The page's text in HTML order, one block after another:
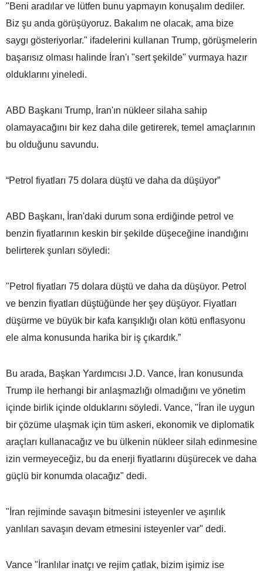
"Beni aradılar ve lütfen bunu yapmayın konuşalım dediler.
Biz şu anda görüşüyoruz. Bakalım ne olacak, ama bize
saygı gösteriyorlar." ifadelerini kullanan Trump, görüşmelerin
başarısız olması halinde İran'ı "sert şekilde" vurmaya hazır
olduklarını yineledi.
ABD Başkanı Trump, İran'ın nükleer silaha sahip
olamayacağını bir kez daha dile getirerek, temel amaçlarının
bu olduğunu savundu.
“Petrol fiyatları 75 dolara düştü ve daha da düşüyor”
ABD Başkanı, İran'daki durum sona erdiğinde petrol ve
benzin fiyatlarının keskin bir şekilde düşeceğine inandığını
belirterek şunları söyledi:
"Petrol fiyatları 75 dolara düştü ve daha da düşüyor. Petrol
ve benzin fiyatları düştüğünde her şey düşüyor. Fiyatları
düşürme ve büyük bir kafa karışıklığı olan kötü enflasyonu
ele alma konusunda harika bir iş çıkardık.”
Bu arada, Başkan Yardımcısı J.D. Vance, İran konusunda
Trump ile herhangi bir anlaşmazlığı olmadığını ve yönetim
içinde birlik içinde olduklarını söyledi. Vance, "İran ile uygun
bir çözüme ulaşmak için tüm askeri, ekonomik ve diplomatik
araçları kullanacağız ve bu ülkenin nükleer silah edinmesine
izin vermeyeceğiz, bu da enerji fiyatlarını düşürecek ve daha
güçlü bir konumda olacağız" dedi.
"İran rejiminde savaşın bitmesini isteyenler ve aşırılık
yanlıları savaşın devam etmesini isteyenler var" dedi.
Vance "İranlılar inatçı ve rejim çatlak, bizim işimiz ise